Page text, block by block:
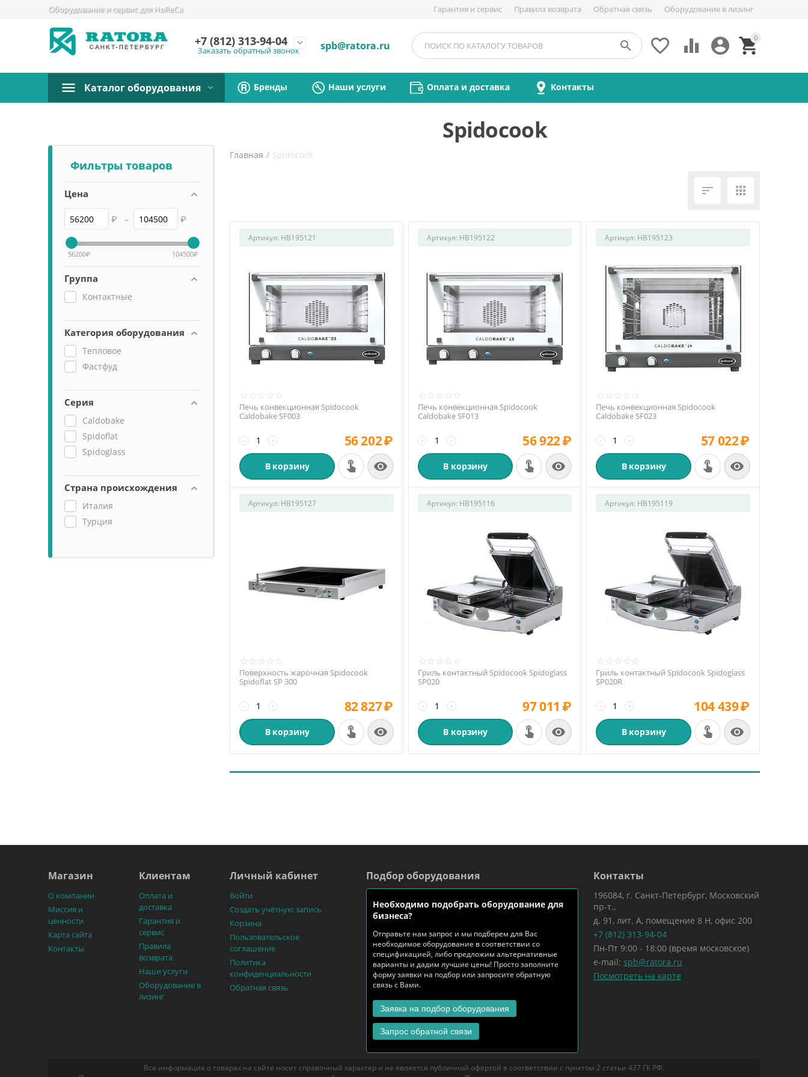
Оборудование и сервис для HoReCa Гарантия и сервис Правила возврата Обратная связь Оборудование в лизинг
+7 (812) 313-94-04 expand_more
Заказать обратный звонок spb@ratora.ru
0


 

Каталог оборудования Бренды Наши услуги Оплата и доставка Контакты
Фильтры товаров
Цена
₽ – ₽
56200₽ 104500₽
Группа
Контактные
Категория оборудования
Тепловое
Фастфуд
Серия
Caldobake
Spidoflat
Spidoglass
Страна происхождения
Италия
Турция
Spidocook
Главная / Spidocook
 
Артикул: HB195121
Печь конвекционная Spidocook
Caldobake SF003
+
− 56 202₽
В корзину 
Артикул: HB195122
Печь конвекционная Spidocook
Caldobake SF013
+
− 56 922₽
В корзину 
Артикул: HB195123
Печь конвекционная Spidocook
Caldobake SF023
+
− 57 022₽
В корзину 
Артикул: HB195127
Поверхность жарочная Spidocook
Spidoflat SР 300
+
− 82 827₽
В корзину 
Артикул: HB195116
Гриль контактный Spidocook Spidoglass
SP020
+
− 97 011 ₽
В корзину 
Артикул: HB195119
Гриль контактный Spidocook Spidoglass
SP020R
+
− 104 439₽
В корзину 
Магазин
О компании
Миссия и
ценности
Карта сайта
Контакты
Клиентам
Оплата и
доставка
Гарантия и
сервис
Правила
возврата
Наши услуги
Оборудование в
лизинг
Личный кабинет
Войти
Создать учётную запись
Корзина
Пользовательское
соглашение
Политика
конфиденциальности
Обратная связь
Подбор оборудования
Необходимо подобрать оборудование для
бизнеса?
Отправьте нам запрос и мы подберем для Вас
необходимое оборудование в соответствии со
спецификацией, либо предложим альтернативные
варианты и дадим лучшие цены! Просто заполните
форму заявки на подбор или запросите обратную
связь с Вами.
Заявка на подбор оборудования
Запрос обратной связи
Контакты
196084, г. Санкт-Петербург, Московский
пр-т.,
д. 91, лит. А, помещение 8 Н, офис 200
+7 (812) 313-94-04
Пн-Пт 9:00 - 18:00 (время московское)
e-mail: spb@ratora.ru
Посмотреть на карте
Вся информация о товарах на сайте носит справочный характер и не является публичной офертой в соответствии с пунктом 2 статьи 437 ГК РФ.